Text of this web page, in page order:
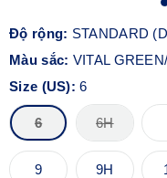
Độ rộng: STANDARD
Màu sắc: VITAL
Size (US):6
6 6H
9 9H